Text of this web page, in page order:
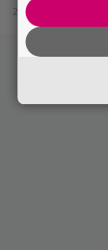
2.12.2025 08:00